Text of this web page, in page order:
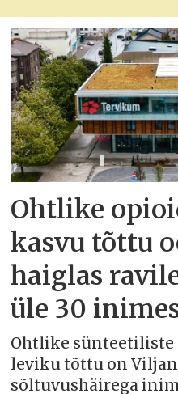
Ohtlike
kasvu tõttu
haiglas
üle 30
Ohtlike sünteetiliste
leviku tõttu on
sõltuvushäirega